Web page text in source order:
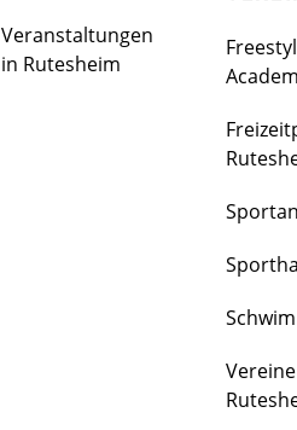
Veranstaltungen
in Rutesheim